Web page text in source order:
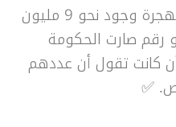
◾ وتقدر المنظمة الدولية للهجرة وجود نحو 9 مليون
صارت الحكومة
كانت تقول أن عددهم